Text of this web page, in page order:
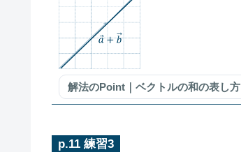
解法のPoint｜ベクトルの和の表し方
p.11 練習3